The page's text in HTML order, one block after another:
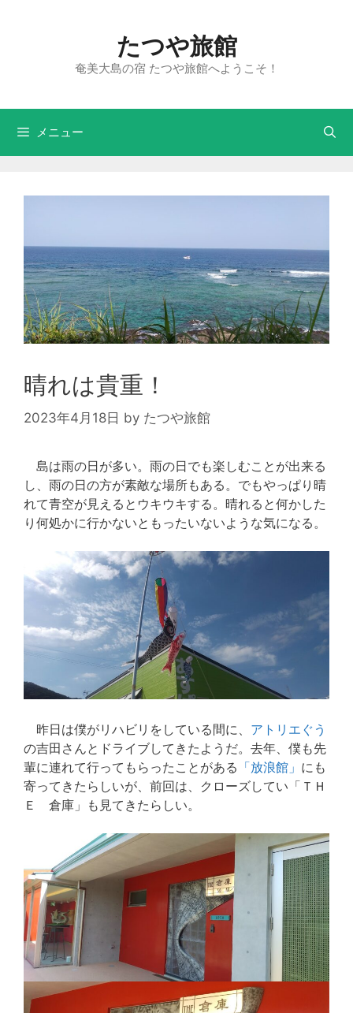
たつや旅館
奄美大島の宿 たつや旅館へようこそ！
メニュー
晴れは貴重！
2023年4月18日 by たつや旅館
島は雨の日が多い。雨の日でも楽しむことが出来る
し、雨の日の方が素敵な場所もある。でもやっぱり晴
れて青空が見えるとウキウキする。晴れると何かした
り何処かに行かないともったいないような気になる。
昨日は僕がリハビリをしている間に、 アトリエぐう
の吉田さんとドライブしてきたようだ。去年、僕も先
輩に連れて行ってもらったことがある 「放浪館」 にも
寄ってきたらしいが、前回は、クローズしてい「ＴＨ
Ｅ 倉庫」も見てきたらしい。